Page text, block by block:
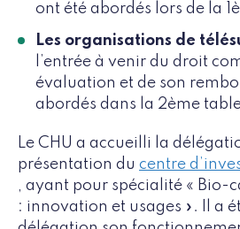
ont été abordés lors de la
Les organisations de
l’entrée à venir du droit
évaluation et de son
abordés dans la 2ème
Le CHU a accueilli la
présentation du centre
, ayant pour spécialité « Bio-
: innovation et usages ». Il a